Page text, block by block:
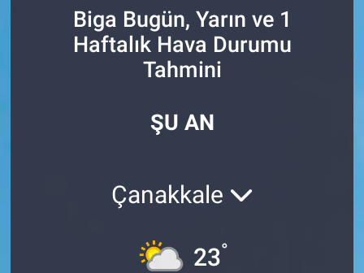
Biga Bugün, Yarın ve 1
Haftalık Hava Durumu
Tahmini
ŞU AN
Çanakkale
23°
İlanlar
Köşe Yazarları
Haber Arşivi